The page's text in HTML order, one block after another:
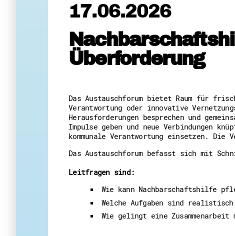
17.06.2026
Überforderung
Das Austauschforum bietet Raum für
Verantwortung oder innovative
Herausforderungen besprechen und
Impulse geben und neue Verbindungen
kommunale Verantwortung einsetzen.
Das Austauschforum befasst sich mit
Leitfragen sind:
Wie kann Nachbarschaftshilfe
Welche Aufgaben sind
Wie gelingt eine